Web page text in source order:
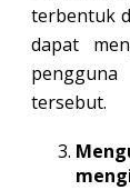
terbentuk
dapat
tersebut.